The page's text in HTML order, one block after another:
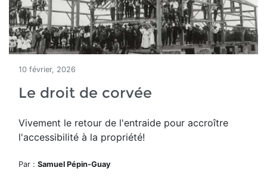
10 février, 2026
Le droit de corvée
Vivement le retour de l'entraide pour accroître
l'accessibilité à la propriété!
Par : Samuel Pépin-Guay